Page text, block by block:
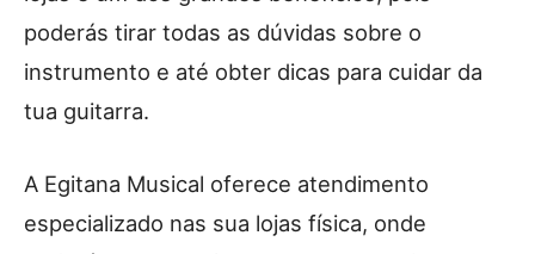
poderás tirar todas as dúvidas sobre o
instrumento e até obter dicas para cuidar da
tua guitarra.
A Egitana Musical oferece atendimento
especializado nas sua lojas física, onde